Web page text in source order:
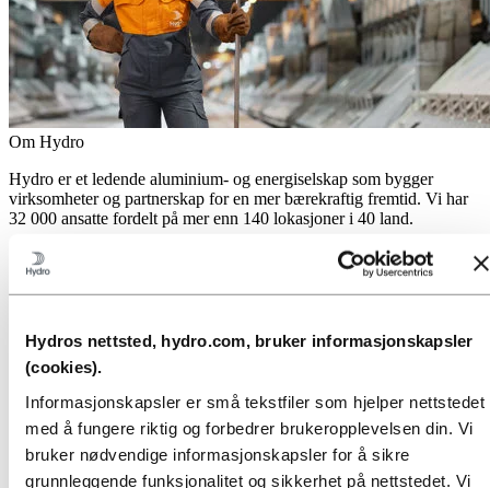
Hydros nettsted, hydro.com, bruker informasjonskapsler
(cookies).
Informasjonskapsler er små tekstfiler som hjelper nettstedet
med å fungere riktig og forbedrer brukeropplevelsen din. Vi
bruker nødvendige informasjonskapsler for å sikre
grunnleggende funksjonalitet og sikkerhet på nettstedet. Vi
Om Hydro
Hydro er et ledende aluminium- og energiselskap som bygger
virksomheter og partnerskap for en mer bærekraftig fremtid. Vi har
32 000 ansatte fordelt på mer enn 140 lokasjoner i 40 land.
Industrier vi leverer til
Innovasjon, forskning og utvikling
Gå til:Energi
Hydro Rein
Kraftproduksjon og markedsoperasjoner
Bærekraft